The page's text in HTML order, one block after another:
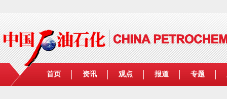
首页 资讯 观点 报道 专题